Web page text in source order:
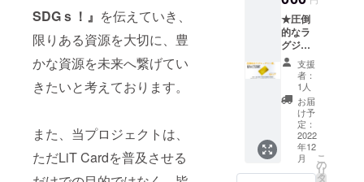
SDGｓ！』 を伝えていき、
限りある資源を大切に、豊
かな資源を未来へ繋げてい
きたいと考えております。
また、当プロジェクトは、
ただLiT Cardを普及させる
さいま
せ。 ★
スタッ
フから
心を込
めた御
礼メー
ル ★植
樹活動
の報告
メール
の送付
ルに添
付して
ご送付
下さい
ませ。
※会社名
とお名
前が記
載可能
です。
備考欄
にご記
入下さ
で、
データ
をメー
ルに添
付して
ご送付
下さい
ませ。
※会社名
とお名
前が記
載可能
です。
備考欄
★圧倒
的なラ
グジュ
アリー
感の
ゴール
ドLit
Card
1枚 ★
重厚感
あふれ
るシル
バーLit
支援
者：
1人
お届
け予
定：
2022
年12
月
こ
の
リ
タ